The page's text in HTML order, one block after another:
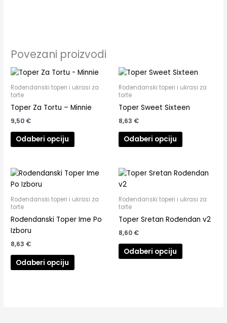
Povezani proizvodi
Rođendanski toperi i ukrasi za
torte
Toper Za Tortu – Minnie
9,50 €
Odaberi opciju
Rođendanski toperi i ukrasi za
torte
Toper Sweet Sixteen
8,63 €
Odaberi opciju
Rođendanski toperi i ukrasi za
torte
Rođendanski Toper Ime Po
Izboru
8,63 €
Odaberi opciju
Rođendanski toperi i ukrasi za
torte
Toper Sretan Rođendan v2
8,60 €
Odaberi opciju